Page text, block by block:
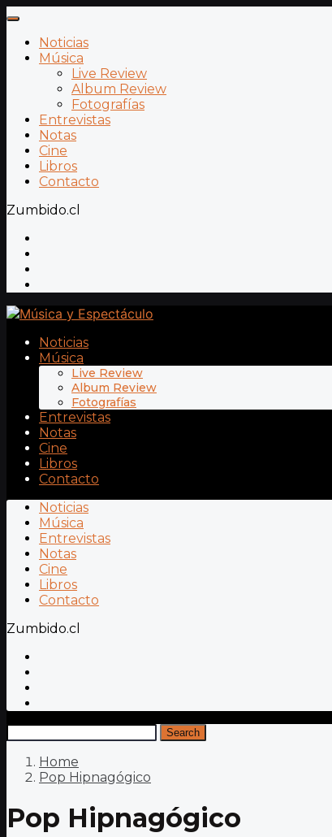
Noticias
Música
Live Review
Album Review
Fotografías
Entrevistas
Notas
Cine
Libros
Contacto
Zumbido.cl
Noticias
Música
Live Review
Album Review
Fotografías
Entrevistas
Notas
Cine
Libros
Contacto
Noticias
Música
Entrevistas
Notas
Cine
Libros
Contacto
Zumbido.cl
Search
Home
Pop Hipnagógico
Pop Hipnagógico